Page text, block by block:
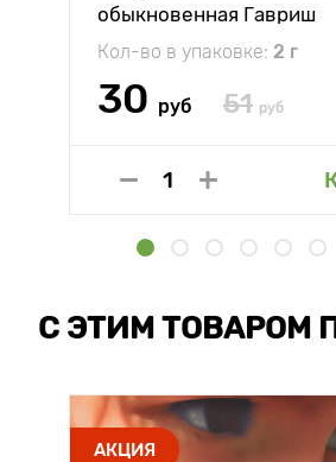
обыкновенная Гавриш
Кол-во в упаковке: 2 г
30 руб 51 руб
С ЭТИМ ТОВАРОМ
АКЦИЯ